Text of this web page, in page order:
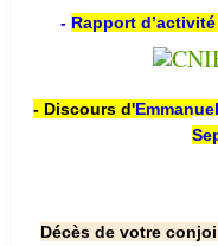
- Rapport
- Discours d'
Décès de votre